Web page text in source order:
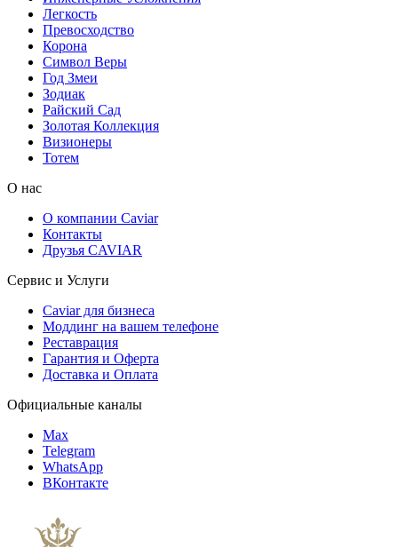
Легкость
Превосходство
Корона
Символ Веры
Год Змеи
Зодиак
Райский Сад
Золотая Коллекция
Визионеры
Тотем
О нас
О компании Caviar
Контакты
Друзья CAVIAR
Сервис и Услуги
Caviar для бизнеса
Моддинг на вашем телефоне
Реставрация
Гарантия и Оферта
Доставка и Оплата
Официальные каналы
Max
Telegram
WhatsApp
ВКонтакте